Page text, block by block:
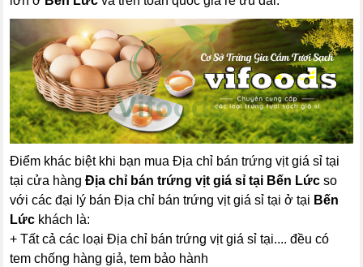
Điểm khác biệt khi bạn mua Địa chỉ bán trứng vịt giá sỉ tại
tại cửa hàngĐịa chỉ bán trứng vịt giá sỉ tại Bến Lức so
với các đại lý bán Địa chỉ bán trứng vịt giá sỉ tại ở tại Bến
Lức khách là:
+ Tất cả các loại Địa chỉ bán trứng vịt giá sỉ tại.... đều có
tem chống hàng giả, tem bảo hành